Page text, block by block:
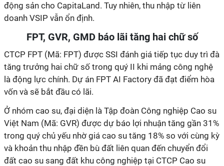
động sản cho CapitaLand. Tuy nhiên, thu nhập từ liên
doanh VSIP vẫn ổn định.
FPT, GVR, GMD báo lãi tăng hai chữ số
CTCP FPT (Mã: FPT) được SSI đánh giá tiếp tục duy trì đà
tăng trưởng hai chữ số trong quý II khi mảng công nghệ
là động lực chính. Dự án FPT AI Factory đã đạt điểm hòa
vốn và sẽ bắt đầu có lãi.
Ở nhóm cao su, đại diện là Tập đoàn Công nghiệp Cao su
Việt Nam (Mã: GVR) được dự báo lợi nhuận tăng gần 31%
trong quý chủ yếu nhờ giá cao su tăng 18% so với cùng kỳ
và khoản thu nhập đền bù đất liên quan đến chuyển đổi
đất cao su sang đất khu công nghiệp tại CTCP Cao su